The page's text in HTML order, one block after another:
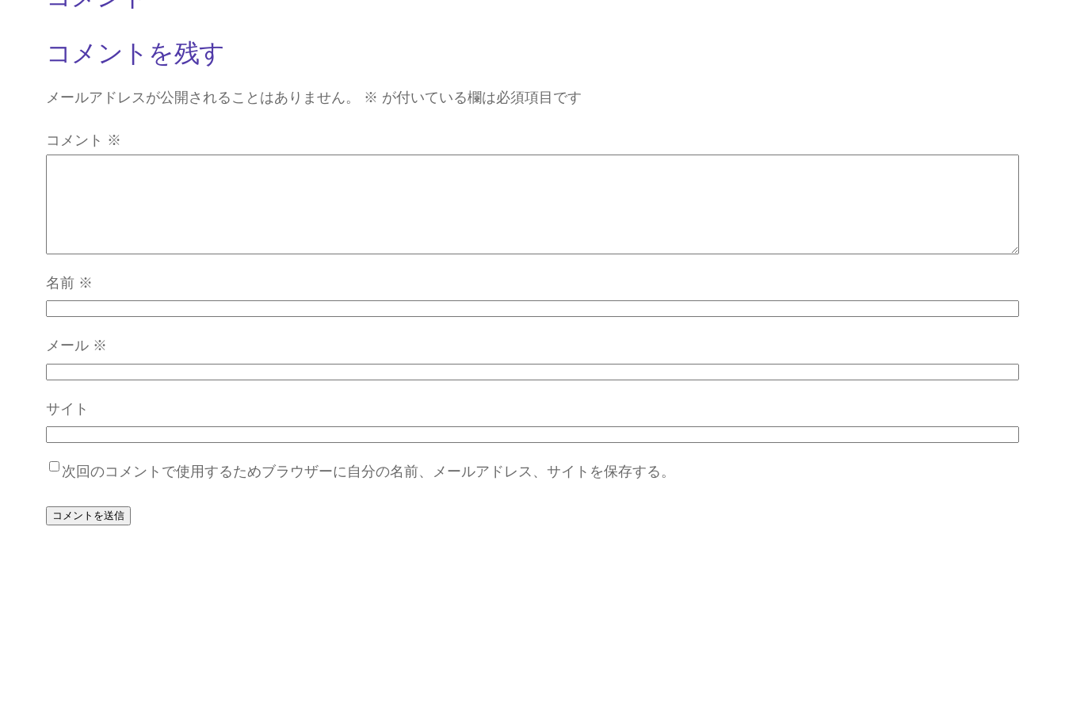
コメントを残す
メールアドレスが公開されることはありません。 ※ が付いている欄は必須項目です
コメント ※
名前 ※
メール ※
サイト
次回のコメントで使用するためブラウザーに自分の名前、メールアドレス、サイトを保存する。